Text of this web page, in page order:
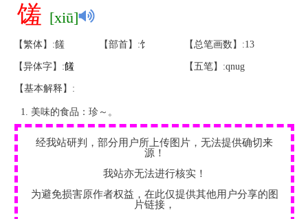
馐 [xiū]
【繁体】:饈 【部首】:饣 【总笔画数】:13
【异体字】:饈 【五笔】:qnug
【基本解释】:
美味的食品：珍～。
经我站研判，部分用户所上传图片，无法提供确切来
源！
我站亦无法进行核实！
为避免损害原作者权益，在此仅提供其他用户分享的图
片链接，